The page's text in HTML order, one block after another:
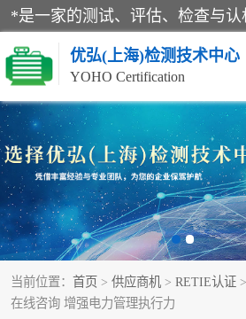
优弘(上海)检测技术中心
YOHO Certification
当前位置： 首页 > 供应商机 > RETIE认证
在线咨询 增强电力管理执行力
RECYCLASS认证
NR12认证
ART认证 巴
巴西认证